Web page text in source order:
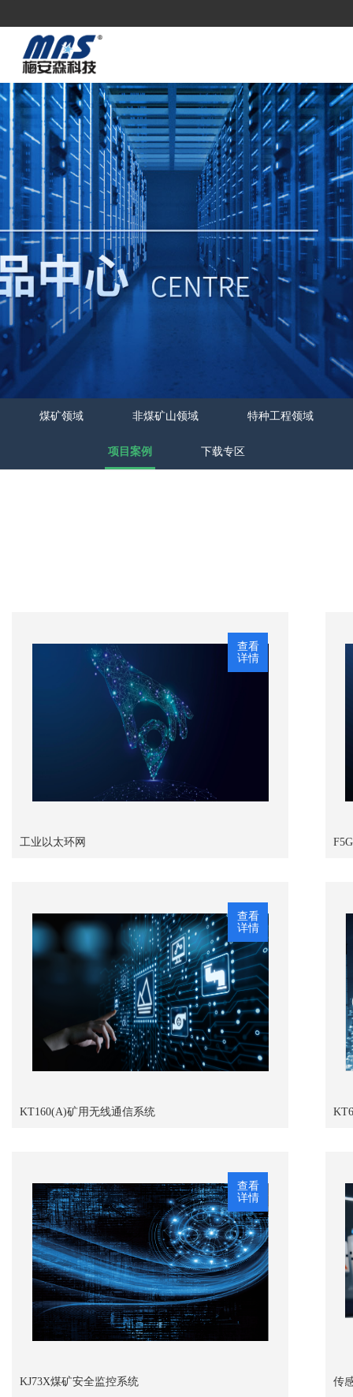
煤矿领域 非煤矿山领域 特种工程领域
项目案例 下载专区
查看
详情
工业以太环网
查看
详情
KT160(A)矿用无线通信系统
查看
详情
KJ73X煤矿安全监控系统 传